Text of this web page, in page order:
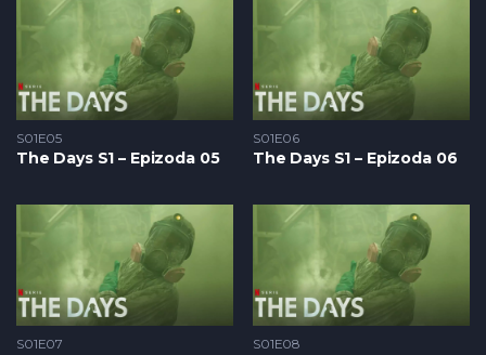
S01E05
The Days S1 – Epizoda 05
S01E06
The Days S1 – Epizoda 06
S01E07 S01E08